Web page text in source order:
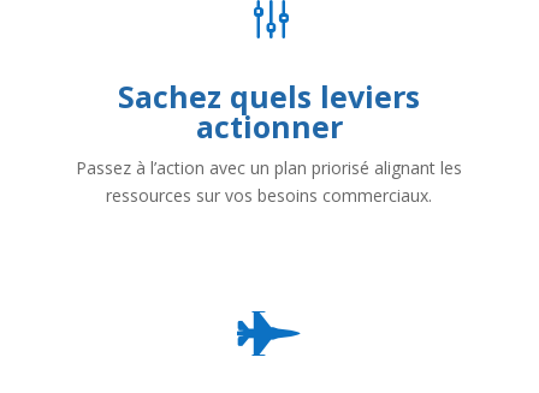
g
Sachez quels leviers
actionner
Passez à l’action avec un plan priorisé alignant les
ressources sur vos besoins commerciaux.
